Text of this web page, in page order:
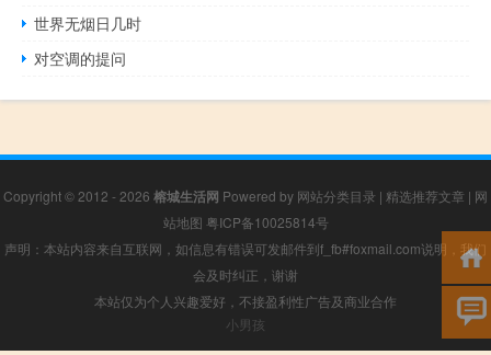
世界无烟日几时
对空调的提问
Copyright © 2012 - 2026 榕城生活网 Powered by 网站分类目录 | 精选推荐文章 | 网
站地图 粤ICP备10025814号
声明：本站内容来自互联网，如信息有错误可发邮件到f_fb#foxmail.com说明，我们
会及时纠正，谢谢
本站仅为个人兴趣爱好，不接盈利性广告及商业合作
小男孩